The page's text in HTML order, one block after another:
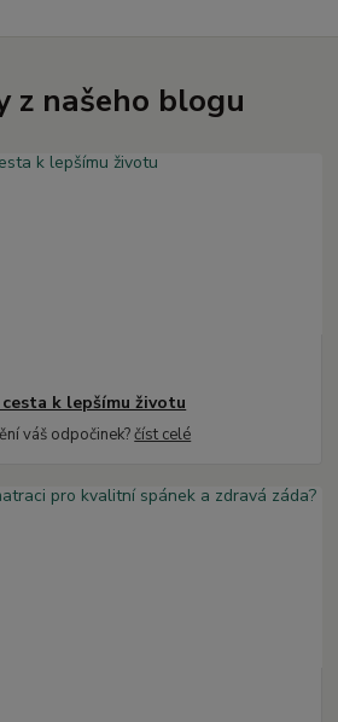
z našeho blogu
k lepšímu životu
váš odpočinek?číst celé